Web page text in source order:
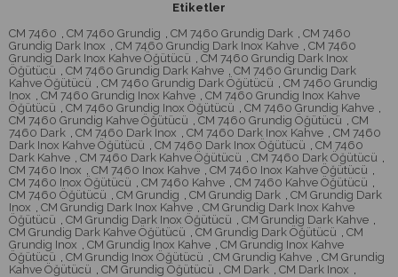
Etiketler
CM 7460 , CM 7460 Grundig , CM 7460 Grundig Dark , CM 7460
Grundig Dark Inox , CM 7460 Grundig Dark Inox Kahve , CM 7460
Grundig Dark Inox Kahve Öğütücü , CM 7460 Grundig Dark Inox
Öğütücü , CM 7460 Grundig Dark Kahve , CM 7460 Grundig Dark
Kahve Öğütücü , CM 7460 Grundig Dark Öğütücü , CM 7460 Grundig
Inox , CM 7460 Grundig Inox Kahve , CM 7460 Grundig Inox Kahve
Öğütücü , CM 7460 Grundig Inox Öğütücü , CM 7460 Grundig Kahve ,
CM 7460 Grundig Kahve Öğütücü , CM 7460 Grundig Öğütücü , CM
7460 Dark , CM 7460 Dark Inox , CM 7460 Dark Inox Kahve , CM 7460
Dark Inox Kahve Öğütücü , CM 7460 Dark Inox Öğütücü , CM 7460
Dark Kahve , CM 7460 Dark Kahve Öğütücü , CM 7460 Dark Öğütücü ,
CM 7460 Inox , CM 7460 Inox Kahve , CM 7460 Inox Kahve Öğütücü ,
CM 7460 Inox Öğütücü , CM 7460 Kahve , CM 7460 Kahve Öğütücü ,
CM 7460 Öğütücü , CM Grundig , CM Grundig Dark , CM Grundig Dark
Inox , CM Grundig Dark Inox Kahve , CM Grundig Dark Inox Kahve
Öğütücü , CM Grundig Dark Inox Öğütücü , CM Grundig Dark Kahve ,
CM Grundig Dark Kahve Öğütücü , CM Grundig Dark Öğütücü , CM
Grundig Inox , CM Grundig Inox Kahve , CM Grundig Inox Kahve
Öğütücü , CM Grundig Inox Öğütücü , CM Grundig Kahve , CM Grundig
Kahve Öğütücü , CM Grundig Öğütücü , CM Dark , CM Dark Inox ,